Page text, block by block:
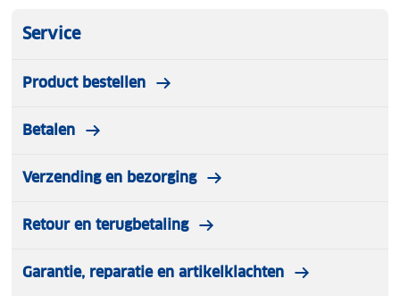
Service
Product bestellen
Betalen
Verzending en bezorging
Retour en terugbetaling
Garantie, reparatie en artikelklachten